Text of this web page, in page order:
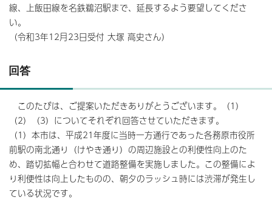
線、上飯田線を名鉄鵜沼駅まで、延長するよう要望してくださ
い。
（令和3年12月23日受付 大塚 高史さん）
回答
このたびは、ご提案いただきありがとうございます。（1）
（2）（3）についてそれぞれ回答させていただきます。
（1）本市は、平成21年度に当時一方通行であった各務原市役所
前駅の南北通り（けやき通り）の周辺施設との利便性向上のた
め、踏切拡幅と合わせて道路整備を実施しました。この整備によ
り利便性は向上したものの、朝夕のラッシュ時には渋滞が発生し
ている状況です。